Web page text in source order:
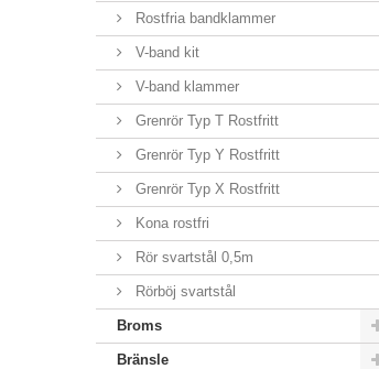
Rostfria bandklammer
V-band kit
V-band klammer
Grenrör Typ T Rostfritt
Grenrör Typ Y Rostfritt
Grenrör Typ X Rostfritt
Kona rostfri
Rör svartstål 0,5m
Rörböj svartstål
Broms
Bränsle